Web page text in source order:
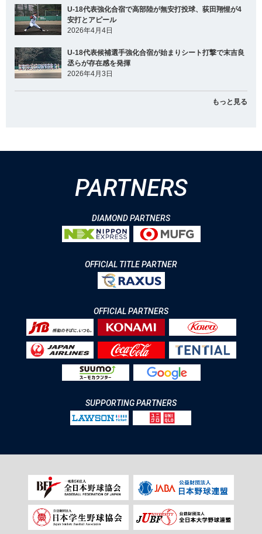
U-18代表強化合宿で高部陸が無安打投球、荻田翔惺が4
安打とアピール
2026年4月4日
U-18代表候補選手強化合宿が始まりシート打撃で末吉良
丞らが存在感を発揮
2026年4月3日
もっと見る
PARTNERS
DIAMOND PARTNERS
OFFICIAL TITLE PARTNER
OFFICIAL PARTNERS
SUPPORTING PARTNERS